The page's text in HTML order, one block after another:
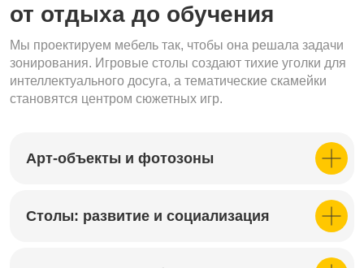
от отдыха до обучения
Мы проектируем мебель так, чтобы она решала задачи
зонирования. Игровые столы создают тихие уголки для
интеллектуального досуга, а тематические скамейки
становятся центром сюжетных игр.
Арт-объекты и фотозоны
Столы: развитие и социализация